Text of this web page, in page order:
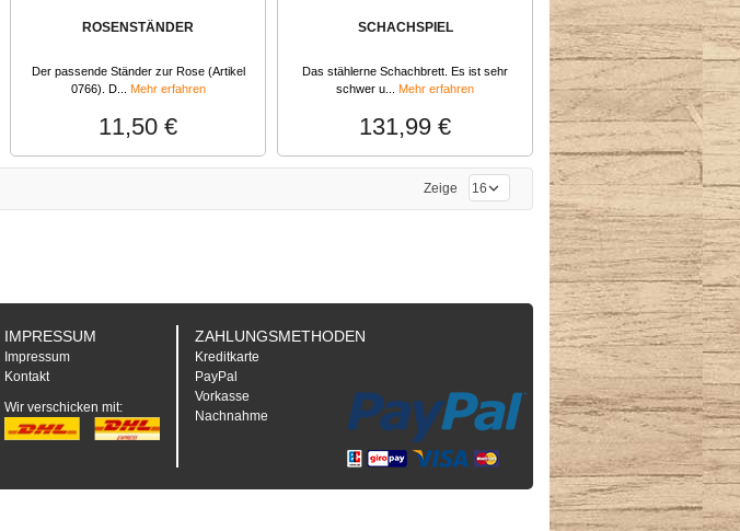
ROSENSTÄNDER
Der passende Ständer zur Rose (Artikel
0766). D... Mehr erfahren
11,50 €
SCHACHSPIEL
Das stählerne Schachbrett. Es ist sehr
schwer u... Mehr erfahren
131,99 €
Zeige
IMPRESSUM
Impressum
Kontakt
Wir verschicken mit:
ZAHLUNGSMETHODEN
Kreditkarte
PayPal
Vorkasse
Nachnahme